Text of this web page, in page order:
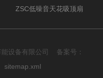
ZSC低噪音天花吸顶扇
设备有限公司 备案号：
sitemap.xml